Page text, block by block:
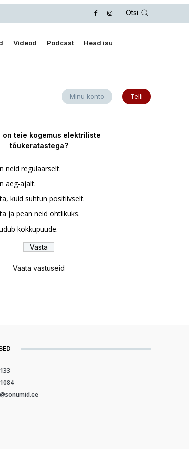
Otsi
Videod Podcast Head isu
Minu konto Telli
on teie kogemus elektriliste
tõukeratastega?
neid regulaarselt.
aeg-ajalt.
kuid suhtun positiivselt.
ja pean neid ohtlikuks.
kokkupuude.
Vaata vastuseid